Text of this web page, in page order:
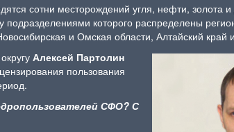
сотни месторождений угля, нефти, золота и
которого распределены
и Омская области, Алтайский край
Алексей Партолин
пользования
СФО? С